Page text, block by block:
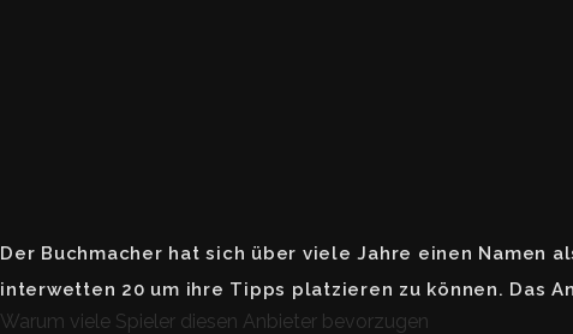
Der Buchmacher hat sich über viele Jahre einen Namen
interwetten 20 um ihre Tipps platzieren zu können. Das
Warum viele Spieler diesen Anbieter bevorzugen